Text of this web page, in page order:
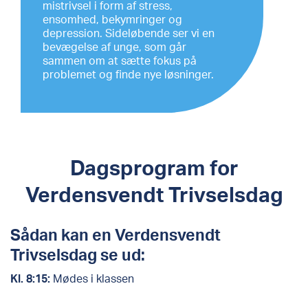
mistrivsel i form af stress,
ensomhed, bekymringer og
depression. Sideløbende ser vi en
bevægelse af unge, som går
sammen om at sætte fokus på
problemet og finde nye løsninger.
Dagsprogram for
Verdensvendt Trivselsdag
Sådan kan en Verdensvendt
Trivselsdag se ud:
Kl. 8:15: Mødes i klassen